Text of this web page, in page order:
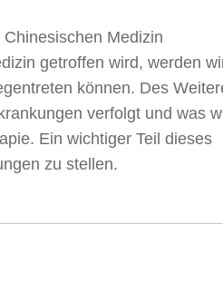
Medizin
getroffen wird, werden
können. Des
verfolgt und was
Ein wichtiger Teil dieses
zu stellen.